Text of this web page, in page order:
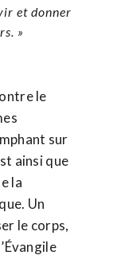
et donner
»
le
sur
ainsi que
la
Un
le corps,